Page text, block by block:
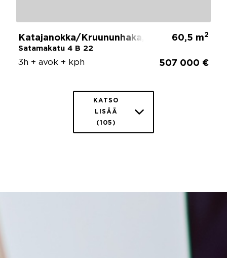
Katajanokka/Kruununhaka, Ullanlinna,
Satamakatu 4 B 22
60,5 m2
3h + avok + kph 507 000 €
KATSO
LISÄÄ
(105)